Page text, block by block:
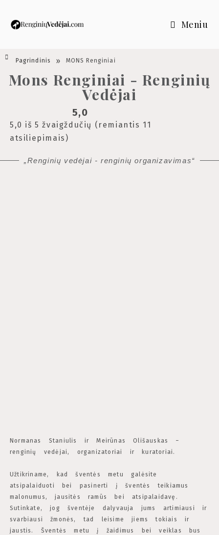
Meniu
Pagrindinis » MONS Renginiai
Mons Renginiai - Renginių
Vedėjai
5,0
5,0 iš 5 žvaigždučių (remiantis 11
atsiliepimais)
„Renginių vedėjai - renginių organizavimas“
Normanas Staniulis ir Meirūnas Olišauskas –
renginių vedėjai, organizatoriai ir kuratoriai.
Užtikriname, kad šventės metu galėsite
atsipalaiduoti bei pasinerti į šventės teikiamus
malonumus, jausitės ramūs bei atsipalaidavę.
Sutinkate, jog šventėje dalyvauja jums artimiausi ir
svarbiausi žmonės, tad leisime jiems tokiais ir
jaustis. Šventės metu į žaidimus bei veiklas bus